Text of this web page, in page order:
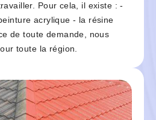
Pour cela, il existe : -
acrylique - la résine
de toute demande, nous
toute la région.